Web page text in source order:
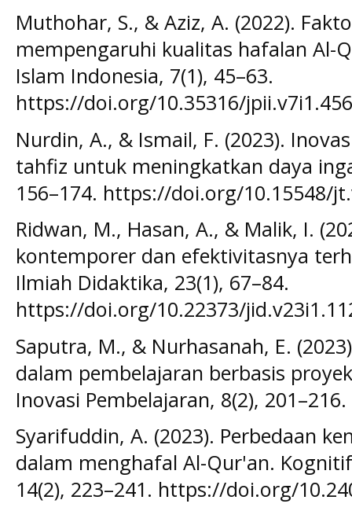
Muthohar, S., & Aziz, A. (2022).
mempengaruhi kualitas hafalan Al-
Islam Indonesia, 7(1), 45–63.
https://doi.org/10.35316/
Nurdin, A., & Ismail, F. (2023).
tahfiz untuk meningkatkan daya
156–174. https://doi.org/10.15548/
Ridwan, M., Hasan, A., & Malik, I.
kontemporer dan efektivitasnya
Ilmiah Didaktika, 23(1), 67–84.
https://doi.org/10.22373/
Saputra, M., & Nurhasanah, E.
dalam pembelajaran berbasis
Inovasi Pembelajaran, 8(2), 201–216.
Syarifuddin, A. (2023). Perbedaan
dalam menghafal Al-Qur'an.
14(2), 223–241. https://doi.org/